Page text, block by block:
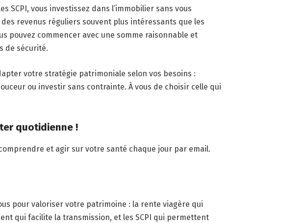
SCPI, vous investissez dans l’immobilier sans vous
revenus réguliers souvent plus intéressants que les
pouvez commencer avec une somme raisonnable et
de sécurité.
votre stratégie patrimoniale selon vos besoins :
ou investir sans contrainte. À vous de choisir celle qui
quotidienne !
et agir sur votre santé chaque jour par email.
pour valoriser votre patrimoine : la rente viagère qui
qui facilite la transmission, et les SCPI qui permettent